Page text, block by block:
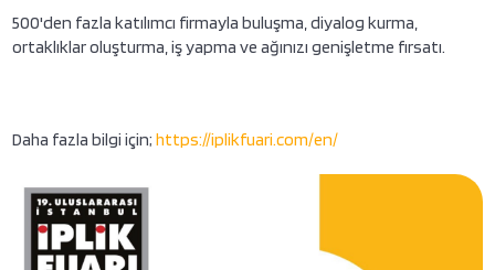
500'den fazla katılımcı firmayla buluşma, diyalog kurma,
ortaklıklar oluşturma, iş yapma ve ağınızı genişletme fırsatı.
Daha fazla bilgi için;https://iplikfuari.com/en/